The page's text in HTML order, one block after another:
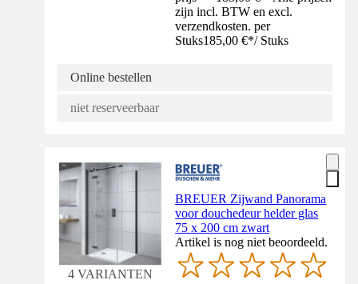
zijn incl. BTW en excl.
verzendkosten. per
Stuks185,00 €*/ Stuks
Online bestellen
niet reserveerbaar
4 VARIANTEN
BREUER Zijwand Panorama
voor douchedeur helder glas
75 x 200 cm zwart
Artikel is nog niet beoordeeld.